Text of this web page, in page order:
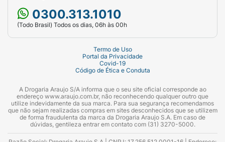
0300.313.1010
(Todo Brasil) Todos os dias, 06h às 00h
Termo de Uso
Portal da Privacidade
Covid-19
Código de Ética e Conduta
A Drogaria Araujo S/A informa que o seu site oficial corresponde ao
endereço www.araujo.com.br, não reconhecendo qualquer outro que
utilize indevidamente da sua marca. Para sua segurança recomendamos
que não sejam realizadas compras em sites desconhecidos que se utilizem
de forma fraudulenta da marca da Drogaria Araujo S.A. Em caso de
dúvidas, gentileza entrar em contato com (31) 3270-5000.